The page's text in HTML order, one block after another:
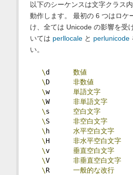
以下のシーケンスは文字クラス
動作します。 最初の 6 つはロケ
け、全ては Unicode の影響を受
いては perllocaleと perlunicode
い。
\d 数値
\D 非数値
\w 単語文字
\W 非単語文字
\s 空白文字
\S 非空白文字
\h 水平空白文字
\H 非水平空白文字
\v 垂直空白文字
\V 非垂直空白文字
\R 一般的な改行